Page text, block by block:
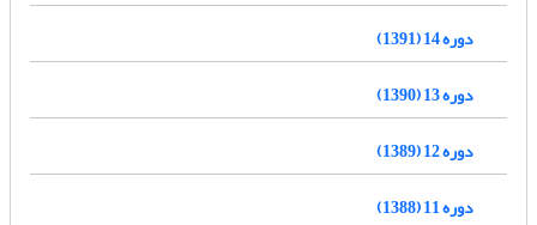
دوره 14 (1391)
دوره 13 (1390)
دوره 12 (1389)
دوره 11 (1388)